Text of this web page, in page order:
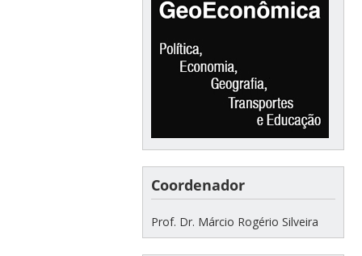
Coordenador
Prof. Dr. Márcio Rogério Silveira